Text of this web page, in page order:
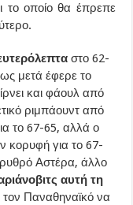
το οποίο θα έπρεπε
στο 62-
μετά έφερε το
και φάουλ από
ριμπάουντ από
το 67-65, αλλά ο
κορυφή για το 67-
Αστέρα, άλλο
αυτή τη
τον Παναθηναϊκό να